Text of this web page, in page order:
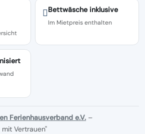
Bettwäsche inklusive
Im Mietpreis enthalten
Ferienhausverband e.V. –
Vertrauen"